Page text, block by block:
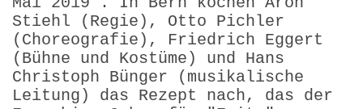
Stiehl (Regie), Otto Pichler
(Choreografie), Friedrich Eggert
(Bühne und Kostüme) und Hans
Christoph Bünger (musikalische
Leitung) das Rezept nach, das der